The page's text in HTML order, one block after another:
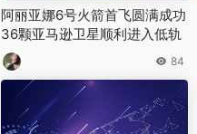
阿丽亚娜6号火箭首飞圆满成功
36颗亚马逊卫星顺利进入低轨
84